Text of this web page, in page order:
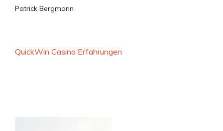
Patrick Bergmann
QuickWin Casino Erfahrungen